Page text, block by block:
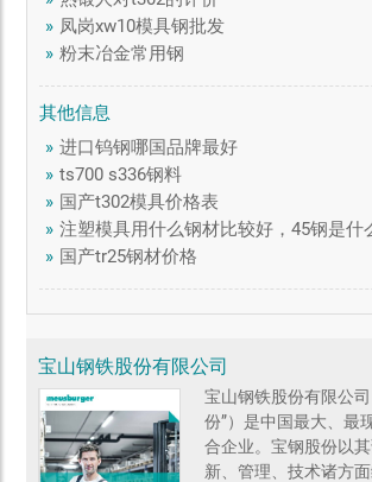
» 凤岗xw10模具钢批发
» 粉末冶金常用钢
其他信息
» 进口钨钢哪国品牌最好
» ts700 s336钢料
» 国产t302模具价格表
» 注塑模具用什么钢材比较好，45钢是什
» 国产tr25钢材价格
宝山钢铁股份有限公司
宝山钢铁股份有限公
份”）是中国最大、最
合企业。宝钢股份以
新、管理、技术诸方